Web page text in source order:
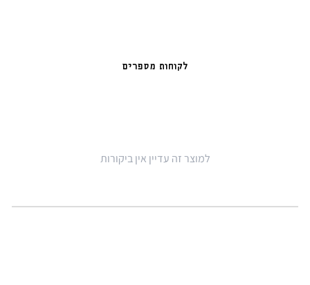
לקוחות מספרים
למוצר זה עדיין אין ביקורות